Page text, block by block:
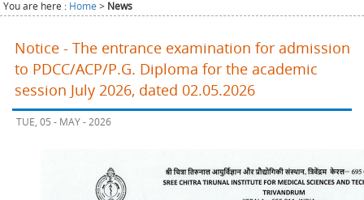
You are here : Home > News
Notice - The entrance examination for admission
to PDCC/ACP/P.G. Diploma for the academic
session July 2026, dated 02.05.2026
TUE, 05 - MAY - 2026